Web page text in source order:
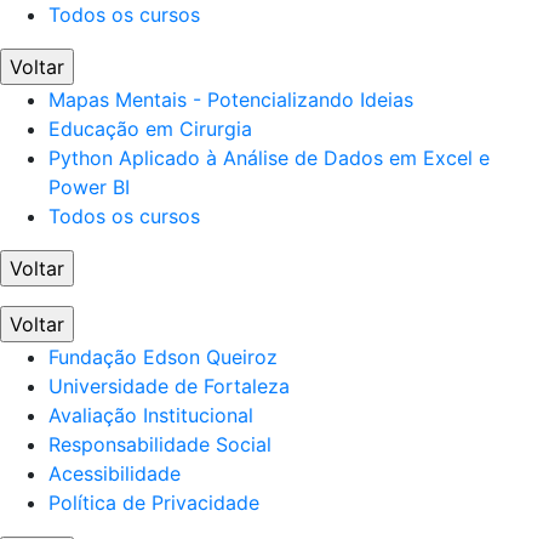
Todos os cursos
Voltar
Mapas Mentais - Potencializando Ideias
Educação em Cirurgia
Python Aplicado à Análise de Dados em Excel e
Power BI
Todos os cursos
Voltar
Voltar
Fundação Edson Queiroz
Universidade de Fortaleza
Avaliação Institucional
Responsabilidade Social
Acessibilidade
Política de Privacidade